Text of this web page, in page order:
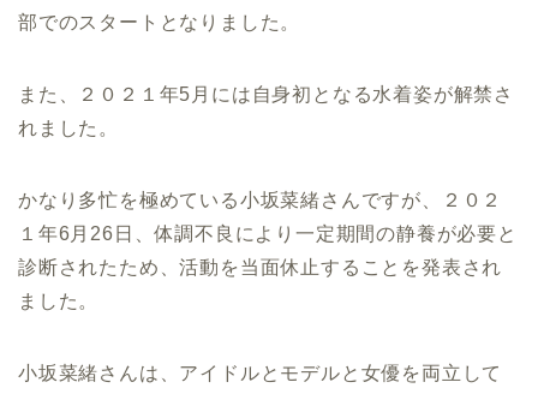
部でのスタートとなりました。
また、２０２１年5月には自身初となる水着姿が解禁さ
れました。
かなり多忙を極めている小坂菜緒さんですが、２０２
１年6月26日、体調不良により一定期間の静養が必要と
診断されたため、活動を当面休止することを発表され
ました。
小坂菜緒さんは、アイドルとモデルと女優を両立して